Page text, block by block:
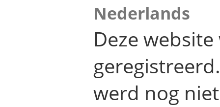
Nederlands
Deze
werd nog